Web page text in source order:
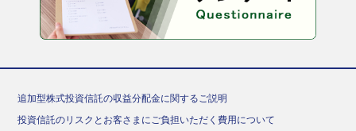
追加型株式投資信託の収益分配金に関するご説明
投資信託のリスクとお客さまにご負担いただく費用について